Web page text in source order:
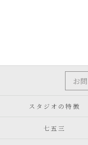
お
スタジオの特徴
七五三